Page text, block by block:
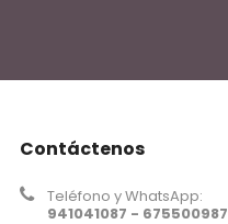
Contáctenos
Teléfono y WhatsApp:
941041087 - 675500987